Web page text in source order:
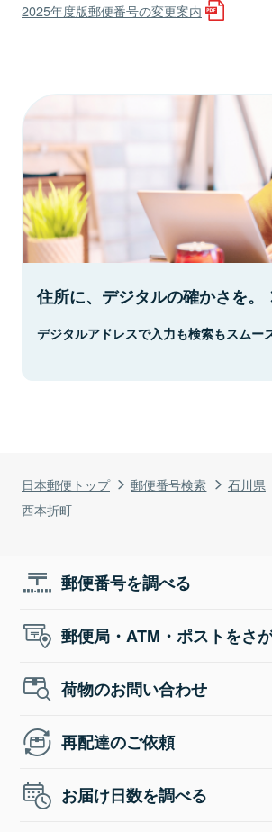
日本郵便トップ 郵便番号検索 石川県
西本折町
2025年度版郵便番号の変更案内
住所に、デジタルの確かさを。
デジタルアドレスで入力も検索もスムー
郵便番号を調べる
郵便局・ATM・ポストをさ
荷物のお問い合わせ
再配達のご依頼
お届け日数を調べる